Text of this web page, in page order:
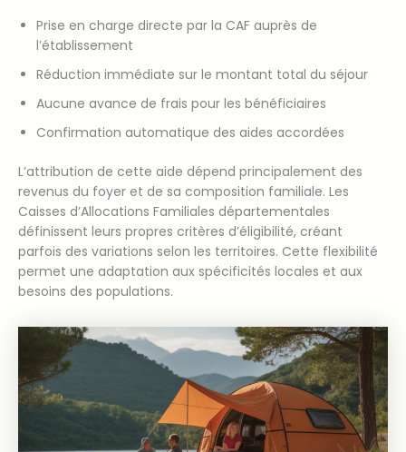
Prise en charge directe par la CAF auprès de
l’établissement
Réduction immédiate sur le montant total du séjour
Aucune avance de frais pour les bénéficiaires
Confirmation automatique des aides accordées
L’attribution de cette aide dépend principalement des
revenus du foyer et de sa composition familiale. Les
Caisses d’Allocations Familiales départementales
définissent leurs propres critères d’éligibilité, créant
parfois des variations selon les territoires. Cette flexibilité
permet une adaptation aux spécificités locales et aux
besoins des populations.